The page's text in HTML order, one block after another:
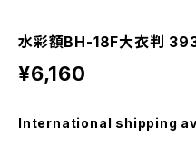
水彩額BH-18F大衣判
¥6,160
International shipping